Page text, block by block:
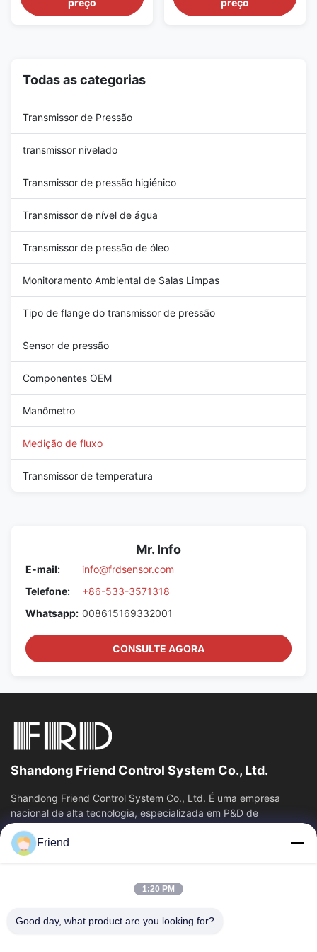
principle, and is a flow
intuitive reading, its ...
preço
measurement device for
preço
Todas as categorias
Transmissor de Pressão
transmissor nivelado
Transmissor de pressão higiénico
Transmissor de nível de água
Transmissor de pressão de óleo
Monitoramento Ambiental de Salas Limpas
Tipo de flange do transmissor de pressão
Sensor de pressão
Componentes OEM
Manômetro
Medição de fluxo
Transmissor de temperatura
Mr. Info
E-mail:
info@frdsensor.com
Telefone:
+86-533-3571318
Whatsapp: 008615169332001
CONSULTE AGORA
Shandong Friend Control System Co., Ltd.
Shandong Friend Control System Co., Ltd. É uma empresa
nacional de alta tecnologia, especializada em P&D de
instrumentação, fabricação e...
Relações Rápidas
Quem Somos
Fábrica
Controle De Qualidade
Friend
1:20 PM
Good day, what product are you looking for?